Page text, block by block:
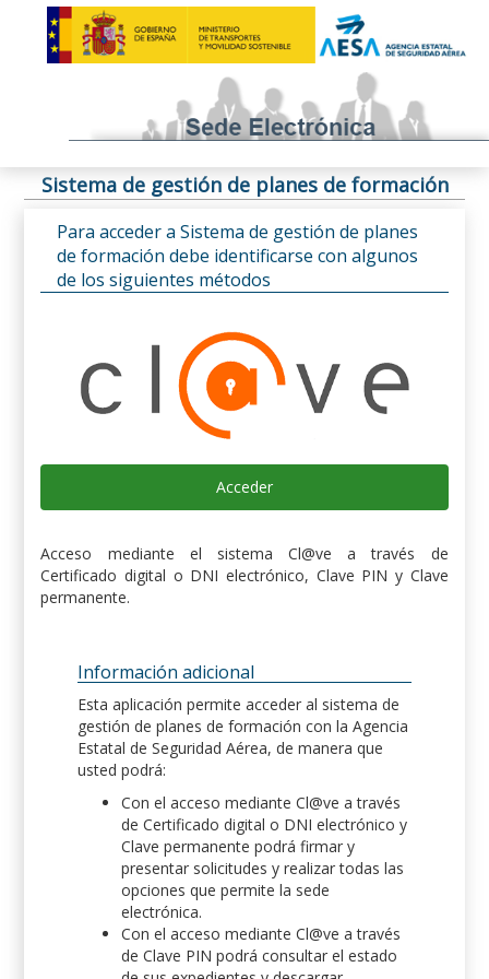
Sistema de gestión de planes de formación
Para acceder a Sistema de gestión de planes
de formación debe identificarse con algunos
de los siguientes métodos
Acceder
Acceso mediante el sistema Cl@ve a través de
Certificado digital o DNI electrónico, Clave PIN y Clave
permanente.
Información adicional
Esta aplicación permite acceder al sistema de
gestión de planes de formación con la Agencia
Estatal de Seguridad Aérea, de manera que
usted podrá:
Con el acceso mediante Cl@ve a través
de Certificado digital o DNI electrónico y
Clave permanente podrá firmar y
presentar solicitudes y realizar todas las
opciones que permite la sede
electrónica.
Con el acceso mediante Cl@ve a través
de Clave PIN podrá consultar el estado